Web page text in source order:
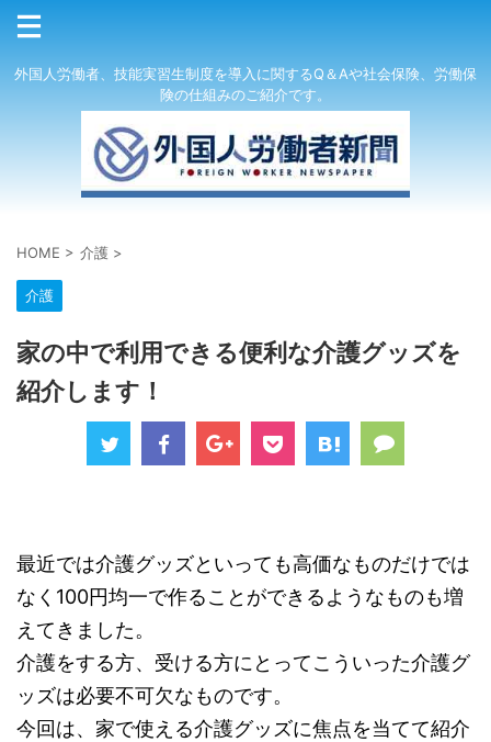
外国人労働者、技能実習生制度を導入に関するQ＆Aや社会保険、労働保
険の仕組みのご紹介です。
HOME > 介護 >
介護
家の中で利用できる便利な介護グッズを
紹介します！
最近では介護グッズといっても高価なものだけでは
なく100円均一で作ることができるようなものも増
えてきました。
介護をする方、受ける方にとってこういった介護グ
ッズは必要不可欠なものです。
今回は、家で使える介護グッズに焦点を当てて紹介